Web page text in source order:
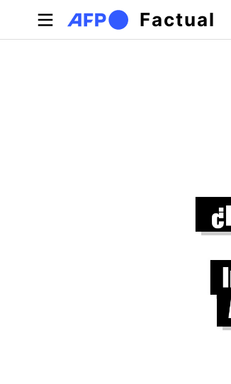
Pasar al contenido principal
Factual
Solapas principales